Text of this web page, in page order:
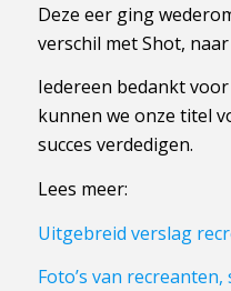
Deze eer ging
verschil met Shot, naar
Iedereen bedankt
kunnen we onze titel
succes verdedigen.
Lees meer:
Uitgebreid verslag
Foto’s van